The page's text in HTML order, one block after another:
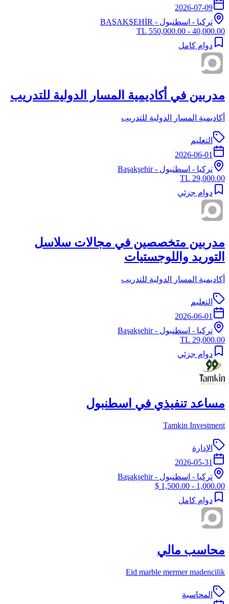
2026-07-09
تركيا - اسطنبول - BAŞAKŞEHİR
40,000.00 - 550,000.00 TL
دوام كامل
مدربين في أكاديمية المسار الدولية للتدريب
أكاديمية المسار الدولية للتدريب
التعليم
2026-06-01
تركيا - اسطنبول - Başakşehir
29,000.00 TL
دوام جزئي
مدربين متخصصين في مجالات سلاسل
التوريد واللوجستيات
أكاديمية المسار الدولية للتدريب
التعليم
2026-06-01
تركيا - اسطنبول - Başakşehir
29,000.00 TL
دوام جزئي
مساعد تنفيذي في اسطنبول
Tamkin Investment
الإدارة
2026-05-31
تركيا - اسطنبول - Başakşehir
1,000.00 - 1,500.00 $
دوام كامل
محاسب مالي
Eid marble mermer madencilik
المحاسبة